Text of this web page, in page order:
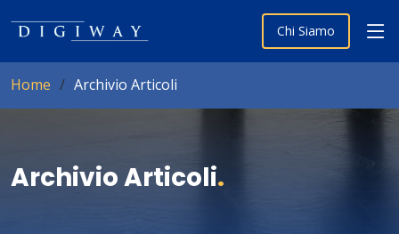
Chi Siamo
Home Archivio Articoli
Archivio Articoli.